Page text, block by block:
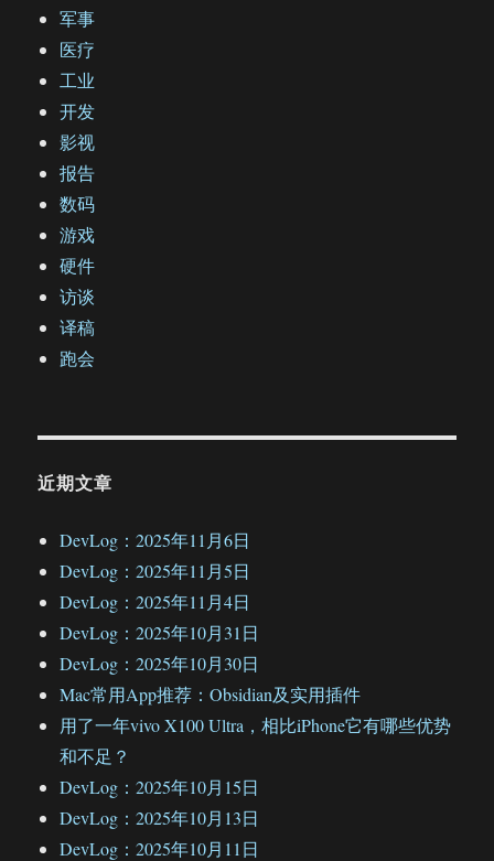
军事
医疗
工业
开发
影视
报告
数码
游戏
硬件
访谈
译稿
跑会
近期文章
DevLog：2025年11月6日
DevLog：2025年11月5日
DevLog：2025年11月4日
DevLog：2025年10月31日
DevLog：2025年10月30日
Mac常用App推荐：Obsidian及实用插件
用了一年vivo X100 Ultra，相比iPhone它有哪些优势
和不足？
DevLog：2025年10月15日
DevLog：2025年10月13日
DevLog：2025年10月11日